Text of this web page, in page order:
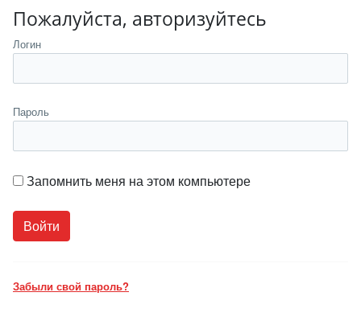
Пожалуйста, авторизуйтесь
Логин
Пароль
Запомнить меня на этом компьютере
Забыли свой пароль?